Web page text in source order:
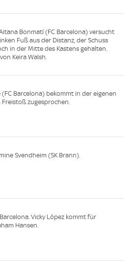
Bonmatí (FC Barcelona) versucht
Fuß aus der Distanz, der Schuss
in der Mitte des Kastens gehalten.
Keira Walsh.
(FC Barcelona) bekommt in der eigenen
zugesprochen.
Svendheim (SK Brann).
Vicky López kommt für
Hansen.